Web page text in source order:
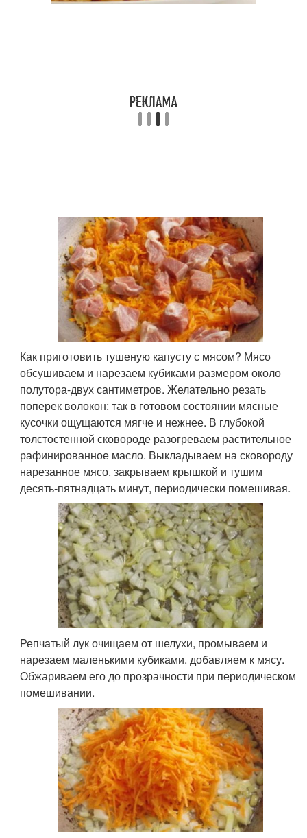
Как приготовить тушеную капусту с мясом? Мясо
обсушиваем и нарезаем кубиками размером около
полутора-двух сантиметров. Желательно резать
поперек волокон: так в готовом состоянии мясные
кусочки ощущаются мягче и нежнее. В глубокой
толстостенной сковороде разогреваем растительное
рафинированное масло. Выкладываем на сковороду
нарезанное мясо. закрываем крышкой и тушим
десять-пятнадцать минут, периодически помешивая.
Репчатый лук очищаем от шелухи, промываем и
нарезаем маленькими кубиками. добавляем к мясу.
Обжариваем его до прозрачности при периодическом
помешивании.